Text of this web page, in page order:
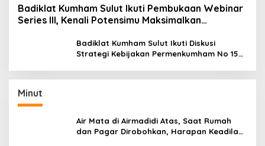
Badiklat Kumham Sulut Ikuti Pembukaan Webinar
Series III, Kenali Potensimu Maksimalkan
Badiklat Kumham Sulut Ikuti Diskusi
Strategi Kebijakan Permenkumham No 15
Minut
Air Mata di Airmadidi Atas, Saat Rumah
dan Pagar Dirobohkan, Harapan Keadilan